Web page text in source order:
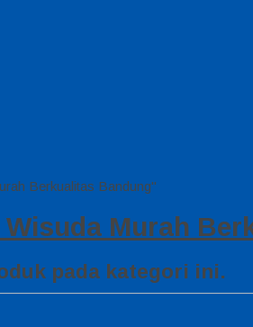
Berkualitas Bandung"
Murah
pada kategori ini.